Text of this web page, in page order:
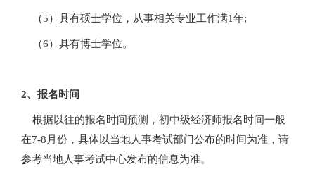
（5）具有硕士学位，从事相关专业工作满1年;
（6）具有博士学位。
2、报名时间
根据以往的报名时间预测，初中级经济师报名时间一般
在7-8月份，具体以当地人事考试部门公布的时间为准，请
参考当地人事考试中心发布的信息为准。